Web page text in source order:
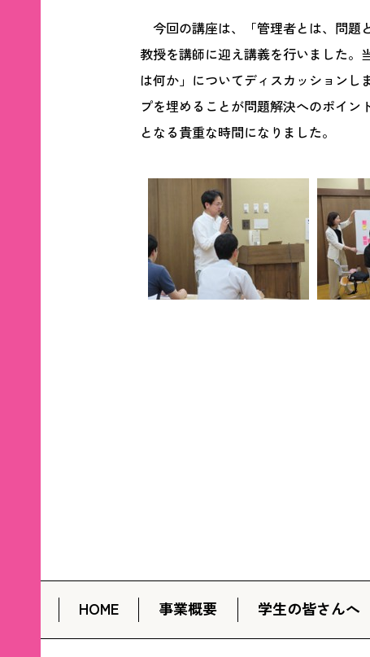
今回の講座は、「管理者とは、問題
教授を講師に迎え講義を行いました。
は何か」についてディスカッション
プを埋めることが問題解決へのポイ
となる貴重な時間になりました。
HOME 事業概要 学生の皆さんへ